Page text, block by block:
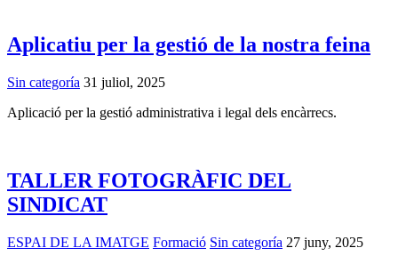
Aplicatiu per la gestió de la nostra feina
Sin categoría 31 juliol, 2025
Aplicació per la gestió administrativa i legal dels encàrrecs.
TALLER FOTOGRÀFIC DEL
SINDICAT
ESPAI DE LA IMATGE Formació Sin categoría 27 juny, 2025